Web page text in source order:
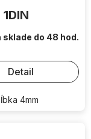
sklade do 48 hod.
Detail
4mm